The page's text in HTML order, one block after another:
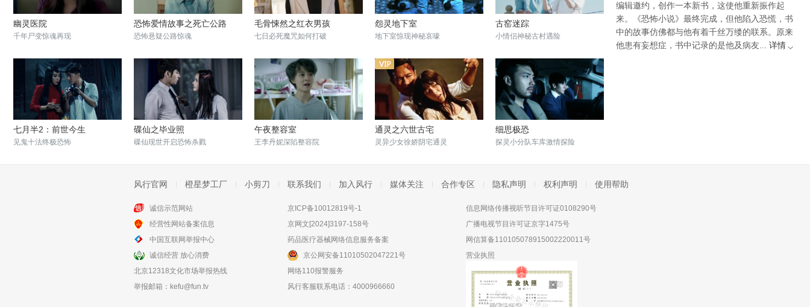
幽灵医院
千年尸变惊魂再现
恐怖爱情故事之死亡公路
恐怖悬疑公路惊魂
毛骨悚然之红衣男孩
七日必死魔咒如何打破
怨灵地下室
地下室惊现神秘哀嚎
古窑迷踪
小情侣神秘古村遇险
七月半2：前世今生
见鬼十法终极恐怖
碟仙之毕业照
碟仙现世开启恐怖杀戮
午夜整容室
王李丹妮深陷整容院
通灵之六世古宅
灵异少女徐娇阴宅通灵
细思极恐
探灵小分队车库激情探险
夜半凶铃
编辑邀约，创作一本新书，这使他重新振作起
来。《恐怖小说》最终完成，但他陷入恐慌，书
中的故事仿佛都与他有着千丝万缕的联系。原来
他患有妄想症，书中记录的是他及病友...
详情
风行官网 橙星梦工厂 小剪刀 联系我们 加入风行 媒体关注 合作专区 隐私声明 权利声明 使用帮助
诚信示范网站
经营性网站备案信息
中国互联网举报中心
诚信经营 放心消费
北京12318文化市场举报热线
举报邮箱： kefu@fun.tv
京ICP备10012819号-1
京网文[2024]3197-158号
药品医疗器械网络信息服务备案
京公网安备11010502047221号
网络110报警服务
风行客服联系电话：4000966660
信息网络传播视听节目许可证0108290号
广播电视节目许可证京字1475号
网信算备110105078915002220011号
营业执照